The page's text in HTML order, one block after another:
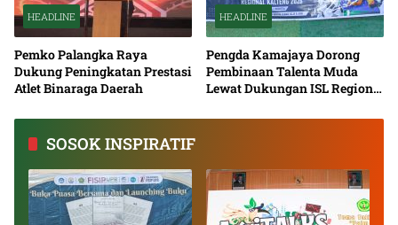
HEADLINE
Pemko Palangka Raya
Dukung Peningkatan Prestasi
Atlet Binaraga Daerah
HEADLINE
Pengda Kamajaya Dorong
Pembinaan Talenta Muda
Lewat Dukungan ISL Regional
SOSOK INSPIRATIF